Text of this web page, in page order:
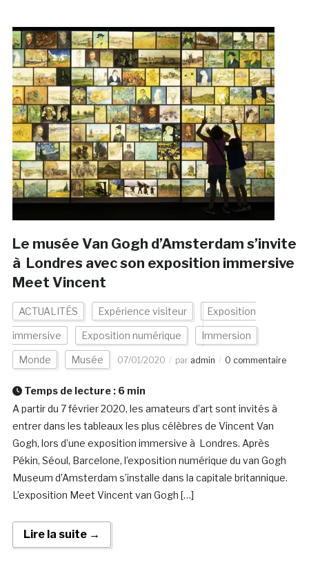
Le musée Van Gogh d’Amsterdam s’invite
à Londres avec son exposition immersive
Meet Vincent
ACTUALITÉS Expérience visiteur Exposition
immersive Exposition numérique Immersion
Monde Musée 07/01/2020 par admin 0 commentaire
Temps de lecture : 6 min
A partir du 7 février 2020, les amateurs d’art sont invités à
entrer dans les tableaux les plus célèbres de Vincent Van
Gogh, lors d’une exposition immersive à Londres. Après
Pékin, Séoul, Barcelone, l’exposition numérique du van Gogh
Museum d’Amsterdam s’installe dans la capitale britannique.
L’exposition Meet Vincent van Gogh […]
Lire la suite →